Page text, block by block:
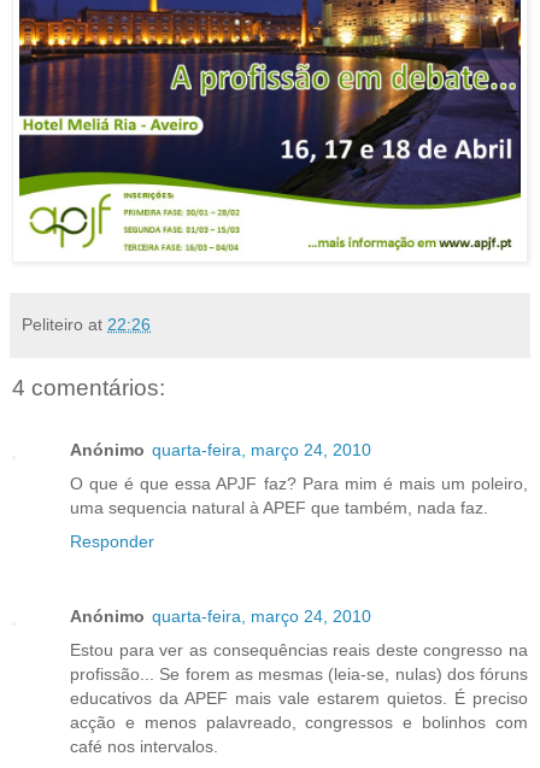
Peliteiro at 22:26
4 comentários:
Anónimo quarta-feira, março 24, 2010
O que é que essa APJF faz? Para mim é mais um poleiro,
uma sequencia natural à APEF que também, nada faz.
Responder
Anónimo quarta-feira, março 24, 2010
Estou para ver as consequências reais deste congresso na
profissão... Se forem as mesmas (leia-se, nulas) dos fóruns
educativos da APEF mais vale estarem quietos. É preciso
acção e menos palavreado, congressos e bolinhos com
café nos intervalos.